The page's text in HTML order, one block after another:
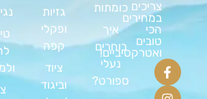
צריכים
במחירים
הכי
טובים
ואטרקטיביים!
כומתות
איך
בוחרים
ספורט?
גזיות
ופקלי
קפה
וביגוד
נגישות
טיפים
לחייל
ולמטייל